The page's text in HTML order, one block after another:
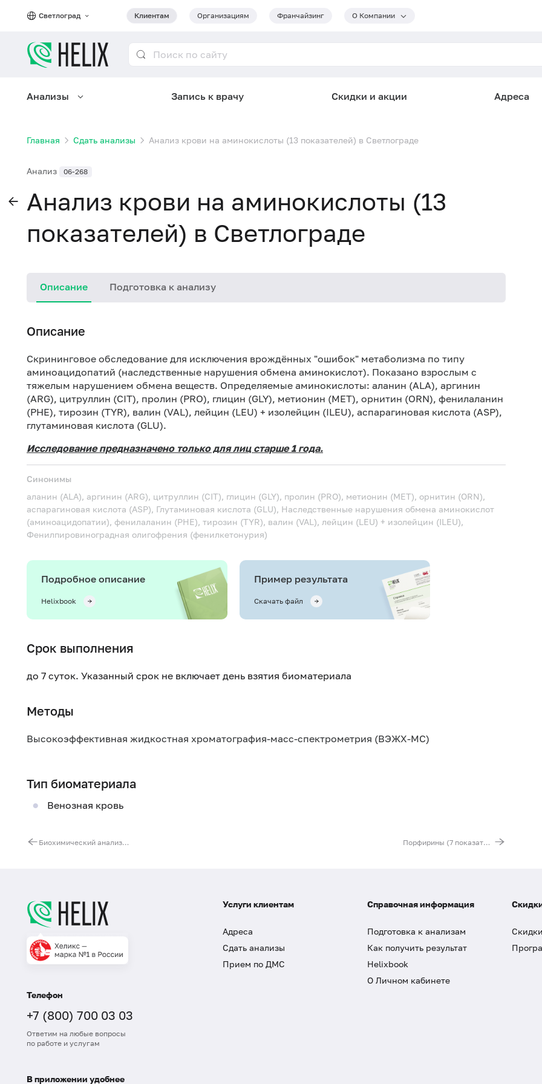
Светлоград Клиентам Организациям Франчайзинг О Компании
Анализы Запись к врачу Скидки и акции Адреса
Главная Сдать анализы Анализ крови на аминокислоты (13 показателей) в Светлограде
Анализ 06-268
Анализ крови на аминокислоты (13
показателей) в Светлограде
Описание Подготовка к анализу
Описание
Скрининговое обследование для исключения врождённых "ошибок" метаболизма по типу
аминоацидопатий (наследственные нарушения обмена аминокислот). Показано взрослым с
тяжелым нарушением обмена веществ. Определяемые аминокислоты: аланин (ALA), аргинин
(ARG), цитруллин (CIT), пролин (PRO), глицин (GLY), метионин (MET), орнитин (ORN), фенилаланин
(PHE), тирозин (TYR), валин (VAL), лейцин (LEU) + изолейцин (ILEU), аспарагиновая кислота (ASP),
глутаминовая кислота (GLU).
Исследование предназначено только для лиц старше 1 года.
Синонимы
аланин (ALA), аргинин (ARG), цитруллин (CIT), глицин (GLY), пролин (PRO), метионин (MET), орнитин (ORN),
аспарагиновая кислота (ASP), Глутаминовая кислота (GLU), Наследственные нарушения обмена аминокислот
(аминоацидопатии), фенилаланин (PHE), тирозин (TYR), валин (VAL), лейцин (LEU) + изолейцин (ILEU),
Фенилпировиноградная олигофрения (фенилкетонурия)
Подробное описание
Helixbook
Пример результата
Скачать файл
Срок выполнения
до 7 суток. Указанный срок не включает день взятия биоматериала
Методы
Высокоэффективная жидкостная хроматография-масс-спектрометрия (ВЭЖХ-МС)
Тип биоматериала
Венозная кровь
Биохимический анализ кала Порфирины (7 показателей) в моче
Телефон
+7 (800) 700 03 03
Ответим на любые вопросы
по работе и услугам
Услуги клиентам
Адреса
Сдать анализы
Прием по ДМС
Справочная информация
Подготовка к анализам
Как получить результат
Helixbook
О Личном кабинете
В приложении удобнее